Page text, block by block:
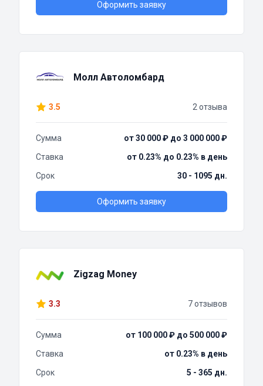
Оформить заявку
Молл Автоломбард
3.5 2 отзыва
Сумма
от 30 000 ₽ до 3 000 000 ₽
Ставка
от 0.23% до 0.23% в день
Срок
30 - 1095 дн.
Оформить заявку
Zigzag Money
3.3 7 отзывов
Сумма
от 100 000 ₽ до 500 000 ₽
Ставка
от 0.23% в день
Срок
5 - 365 дн.